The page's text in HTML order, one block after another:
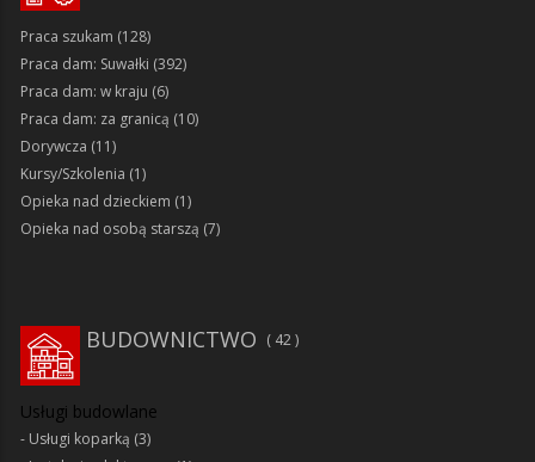
Praca szukam (128)
Praca dam: Suwałki (392)
Praca dam: w kraju (6)
Praca dam: za granicą (10)
Dorywcza (11)
Kursy/Szkolenia (1)
Opieka nad dzieckiem (1)
Opieka nad osobą starszą (7)
BUDOWNICTWO 42
Usługi budowlane
Usługi koparką (3)